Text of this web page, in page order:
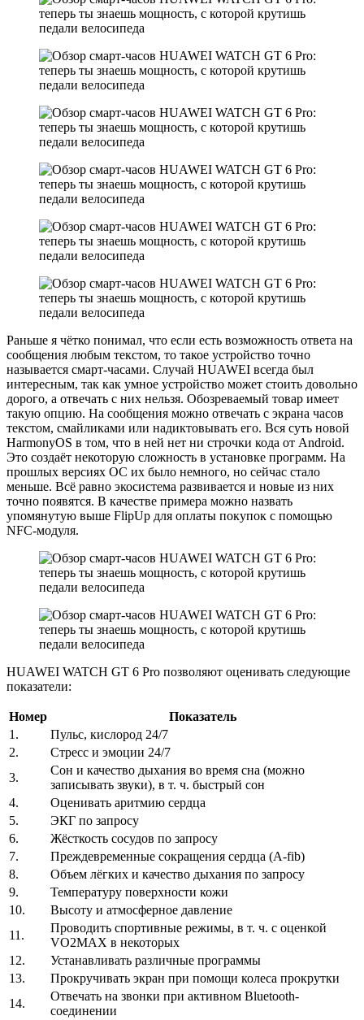
Раньше я чётко понимал, что если есть возможность ответа на
сообщения любым текстом, то такое устройство точно
называется смарт-часами. Случай HUAWEI всегда был
интересным, так как умное устройство может стоить довольно
дорого, а отвечать с них нельзя. Обозреваемый товар имеет
такую опцию. На сообщения можно отвечать с экрана часов
текстом, смайликами или надиктовывать его. Вся суть новой
HarmonyOS в том, что в ней нет ни строчки кода от Android.
Это создаёт некоторую сложность в установке программ. На
прошлых версиях ОС их было немного, но сейчас стало
меньше. Всё равно экосистема развивается и новые из них
точно появятся. В качестве примера можно назвать
упомянутую выше FlipUp для оплаты покупок с помощью
NFC-модуля.
HUAWEI WATCH GT 6 Pro позволяют оценивать следующие
показатели:
Номер
Показатель
1.
Пульс, кислород 24/7
2.
Стресс и эмоции 24/7
3.
Сон и качество дыхания во время сна (можно
записывать звуки), в т. ч. быстрый сон
4.
Оценивать аритмию сердца
5.
ЭКГ по запросу
6.
Жёсткость сосудов по запросу
7.
Преждевременные сокращения сердца (A-fib)
8.
Объем лёгких и качество дыхания по запросу
9.
Температуру поверхности кожи
10.
Высоту и атмосферное давление
11.
Проводить спортивные режимы, в т. ч. с оценкой
VO2MAX в некоторых
12.
Устанавливать различные программы
13.
Прокручивать экран при помощи колеса прокрутки
14.
Отвечать на звонки при активном Bluetooth-
соединении